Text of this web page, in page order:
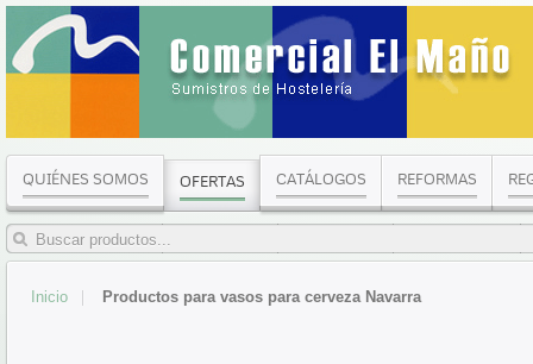
QUIÉNES SOMOS OFERTAS CATÁLOGOS REFORMAS
Inicio Productos para vasos para cerveza Navarra